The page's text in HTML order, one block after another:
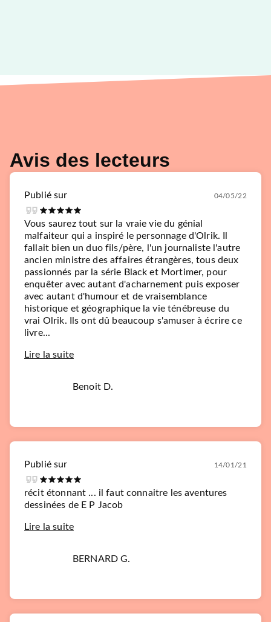
Avis des lecteurs
Publié sur 04/05/22
Vous saurez tout sur la vraie vie du génial
malfaiteur qui a inspiré le personnage d'Olrik. Il
fallait bien un duo fils/père, l'un journaliste l'autre
ancien ministre des affaires étrangères, tous deux
passionnés par la série Black et Mortimer, pour
enquêter avec autant d'acharnement puis exposer
avec autant d'humour et de vraisemblance
historique et géographique la vie ténébreuse du
vrai Olrik. Ils ont dû beaucoup s'amuser à écrire ce
livre...
Lire la suite
Benoit D.
Publié sur 14/01/21
récit étonnant ... il faut connaitre les aventures
dessinées de E P Jacob
Lire la suite
BERNARD G.